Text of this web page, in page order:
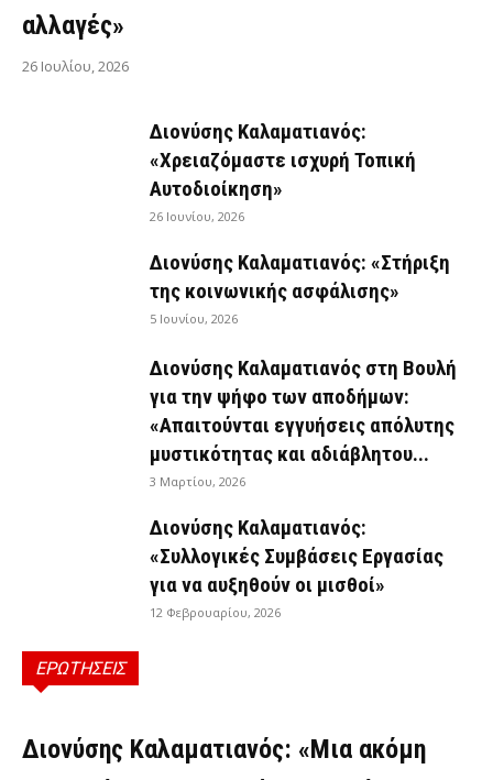
αλλαγές»
26 Ιουλίου, 2026
Διονύσης Καλαματιανός:
«Χρειαζόμαστε ισχυρή Τοπική
Αυτοδιοίκηση»
26 Ιουνίου, 2026
Διονύσης Καλαματιανός: «Στήριξη
της κοινωνικής ασφάλισης»
5 Ιουνίου, 2026
Διονύσης Καλαματιανός στη Βουλή
για την ψήφο των αποδήμων:
«Απαιτούνται εγγυήσεις απόλυτης
μυστικότητας και αδιάβλητου...
3 Μαρτίου, 2026
Διονύσης Καλαματιανός:
«Συλλογικές Συμβάσεις Εργασίας
για να αυξηθούν οι μισθοί»
12 Φεβρουαρίου, 2026
ΕΡΩΤΗΣΕΙΣ
ΕΡΩΤΉΣΕΙΣ
Διονύσης Καλαματιανός: «Μια ακόμη